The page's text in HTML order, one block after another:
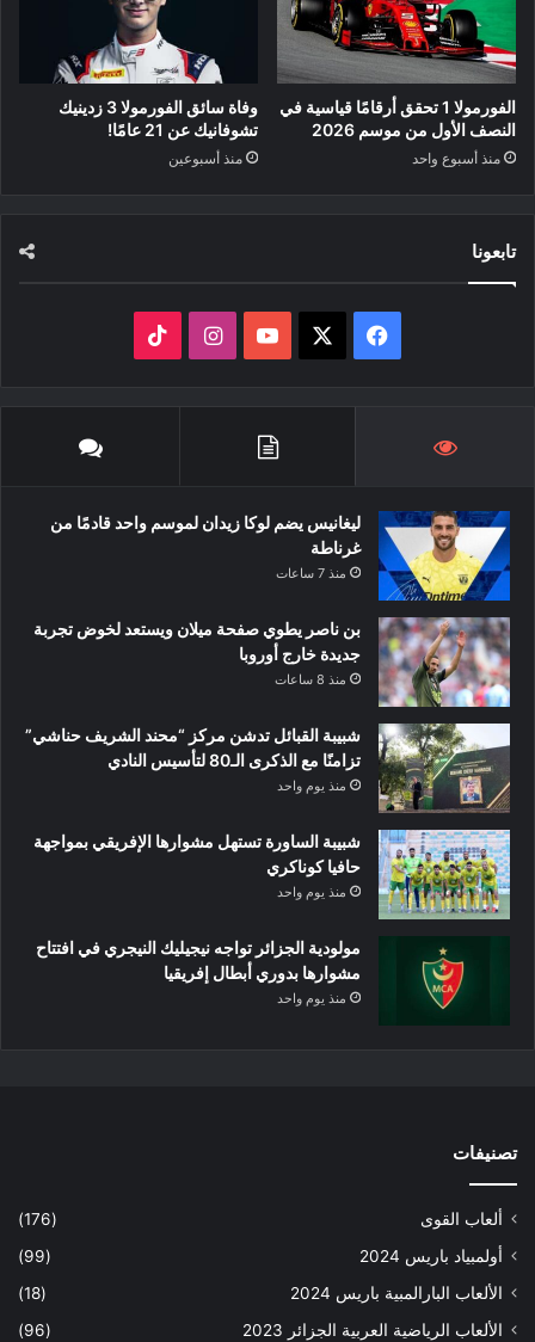
الفورمولا 1 تحقق أرقامًا قياسية في
النصف الأول من موسم 2026
منذ أسبوع واحد
وفاة سائق الفورمولا 3 زدينيك
تشوفانيك عن 21 عامًا!
منذ أسبوعين
تابعونا
فيسبوك ‫YouTubeانستقرام
ليغانيس يضم لوكا زيدان لموسم واحد قادمًا من
غرناطة
منذ 7 ساعات
بن ناصر يطوي صفحة ميلان ويستعد لخوض تجربة
جديدة خارج أوروبا
منذ 8 ساعات
شبيبة القبائل تدشن مركز “محند الشريف حناشي”
تزامنًا مع الذكرى الـ80 لتأسيس النادي
منذ يوم واحد
شبيبة الساورة تستهل مشوارها الإفريقي بمواجهة
حافيا كوناكري
منذ يوم واحد
مولودية الجزائر تواجه نيجيليك النيجري في افتتاح
مشوارها بدوري أبطال إفريقيا
منذ يوم واحد
تصنيفات
ألعاب القوى
(176)
أولمبياد باريس 2024
(99)
الألعاب البارالمبية باريس 2024
(18)
الألعاب الرياضية العربية الجزائر 2023
(96)